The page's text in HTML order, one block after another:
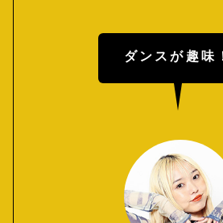
ダンスが趣味